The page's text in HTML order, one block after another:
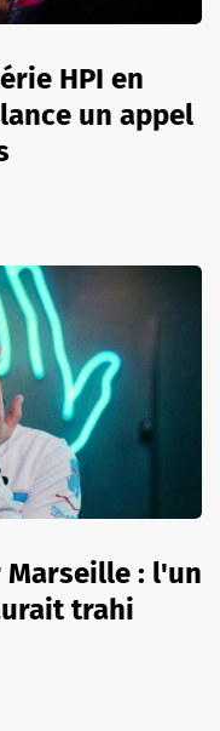
HPI en
un appel
: l'un
trahi